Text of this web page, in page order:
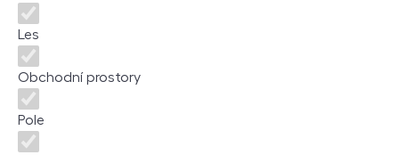
Les
Obchodní prostory
Pole